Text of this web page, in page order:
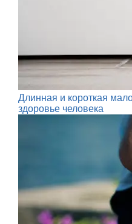
Длинная и короткая
здоровье человека